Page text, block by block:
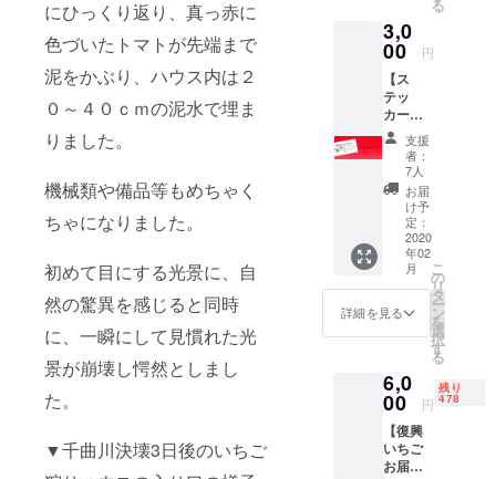
にひっくり返り、真っ赤に
色づいたトマトが先端まで
泥をかぶり、ハウス内は２
０～４０ｃｍの泥水で埋ま
りました。
機械類や備品等もめちゃく
ちゃになりました。
初めて目にする光景に、自
然の驚異を感じると同時
に、一瞬にして見慣れた光
景が崩壊し愕然としまし
た。
▼千曲川決壊3日後のいちご
ロジェク
ト」とし
て、復興を
目指してい
ます。
様全員
対象)を
メール
にてお
送りい
たしま
す。 リ
ターン
の発送
を要し
ないプ
ランで
す。ご
支援い
ただい
た金額
から手
額が、
復興資
金に充
てられ
ます。
ご支援
る
3,0
00 円
【ス
テッ
カープ
ラン】
実行委
員会よ
りお礼
のサン
クス
メール
にプラ
スし
て、い
ちご狩
り￥100
割引チ
(同行者
様全員
対象)を
メール
にてお
送り
支援
者：
7人
お届
け予
定：
2020
年02
月
詳細を見る
こ
の
リ
タ
ー
ン
を
選
択
す
る
6,0
00 円
残り
478
【復興
いちご
お届け